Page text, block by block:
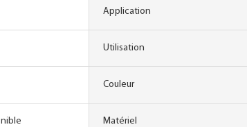
Application
Utilisation
Couleur
Matériel